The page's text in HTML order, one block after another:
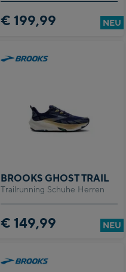
€ 199,99 NEU
Trailrunning Schuhe Herren
BROOKS GHOST TRAIL
€ 149,99 NEU